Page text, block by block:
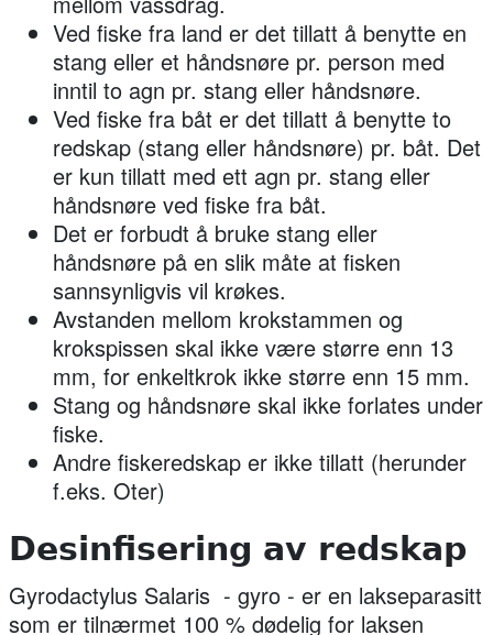
Ved fiske fra land er det tillatt å benytte en
stang eller et håndsnøre pr. person med
inntil to agn pr. stang eller håndsnøre.
Ved fiske fra båt er det tillatt å benytte to
redskap (stang eller håndsnøre) pr. båt. Det
er kun tillatt med ett agn pr. stang eller
håndsnøre ved fiske fra båt.
Det er forbudt å bruke stang eller
håndsnøre på en slik måte at fisken
sannsynligvis vil krøkes.
Avstanden mellom krokstammen og
krokspissen skal ikke være større enn 13
mm, for enkeltkrok ikke større enn 15 mm.
Stang og håndsnøre skal ikke forlates under
fiske.
Andre fiskeredskap er ikke tillatt (herunder
f.eks. Oter)
Desinfisering av redskap
Gyrodactylus Salaris - gyro - er en lakseparasitt
som er tilnærmet 100 % dødelig for laksen